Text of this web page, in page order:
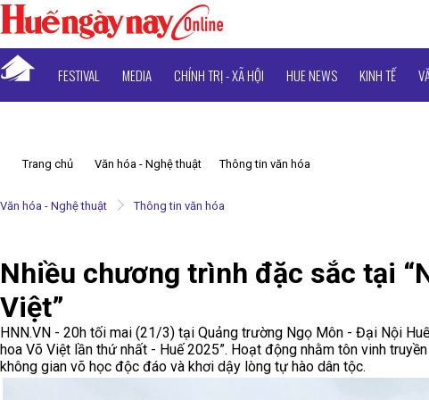
FESTIVAL MEDIA CHÍNH TRỊ - XÃ HỘI HUE NEWS KINH TẾ
Trang chủ Văn hóa - Nghệ thuật Thông tin văn hóa
Văn hóa - Nghệ thuật Thông tin văn hóa
Nhiều chương trình đặc sắc tại
Việt”
HNN.VN - 20h tối mai (21/3) tại Quảng trường Ngọ Môn - Đại Nội
hoa Võ Việt lần thứ nhất - Huế 2025”. Hoạt động nhằm tôn vinh
không gian võ học độc đáo và khơi dậy lòng tự hào dân tộc.